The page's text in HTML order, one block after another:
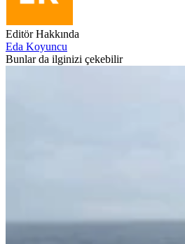
Editör Hakkında
Eda Koyuncu
Bunlar da ilginizi çekebilir